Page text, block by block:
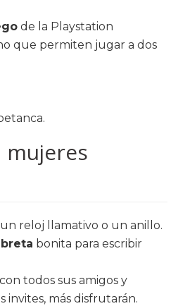
de la Playstation
que permiten jugar a dos
mujeres
reloj llamativo o un anillo.
bonita para escribir
con todos sus amigos y
invites, más disfrutarán.